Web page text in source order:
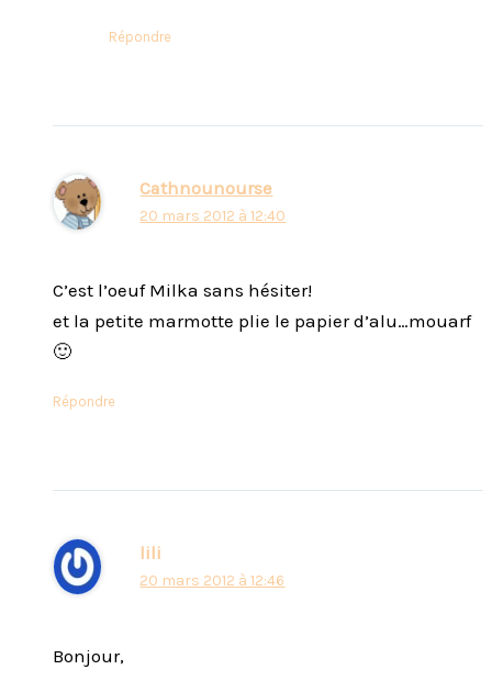
Répondre
Cathnounourse
20 mars 2012 à 12:40
C’est l’oeuf Milka sans hésiter!
et la petite marmotte plie le papier d’alu…mouarf
🙂
Répondre
lili
20 mars 2012 à 12:46
Bonjour,